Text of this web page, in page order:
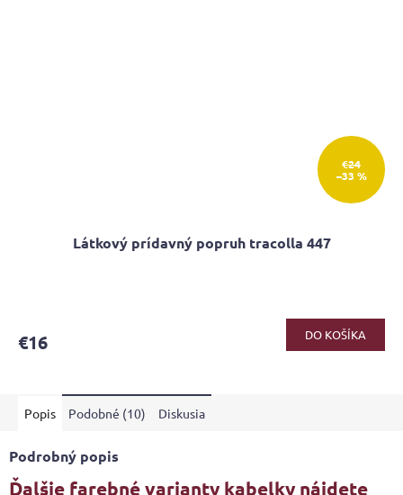
€24
–33 %
Látkový prídavný popruh tracolla 447
€16 DO KOŠÍKA
Popis Podobné (10) Diskusia
Podrobný popis
Ďalšie farebné varianty kabelky nájdete